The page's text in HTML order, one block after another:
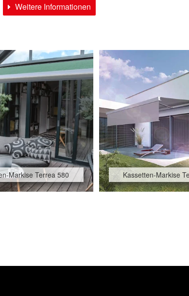
Weitere Informationen
Markise Terrea 580 Kassetten-Markise